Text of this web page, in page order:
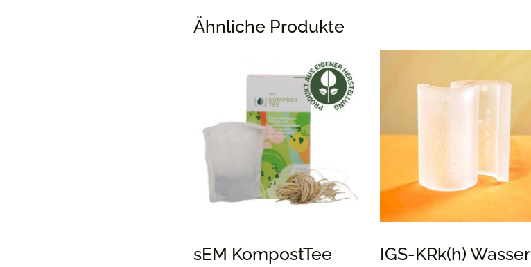
Ähnliche Produkte
sEM KompostTee IGS-KRk(h) Wasser